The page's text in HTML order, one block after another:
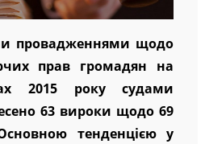
провадженнями щодо
прав громадян на
2015 року судами
63 вироки щодо 69
тенденцією у